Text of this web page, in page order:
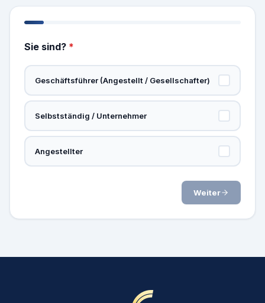
Sie sind? *
Geschäftsführer (Angestellt / Gesellschafter)
Selbstständig / Unternehmer
Angestellter
Weiter